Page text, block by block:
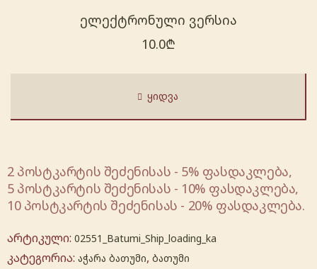
ელექტრონული ვერსია
10.0₾
ᲧᲘᲓᲕᲐ
2 პოსტკარტის შეძენისას - 5% ფასდაკლება,
5 პოსტკარტის შეძენისას - 10% ფასდაკლება,
10 პოსტკარტის შეძენისას - 20% ფასდაკლება.
არტიკული: 02551_Batumi_Ship_loading_ka
კატეგორია: აჭარა ბათუმი, ბათუმი